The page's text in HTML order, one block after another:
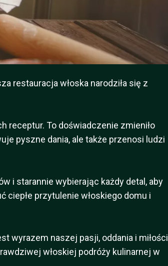
restauracja włoska narodziła się z
receptur. To doświadczenie zmieniło
pyszne dania, ale także przenosi ludzi
i starannie wybierając każdy detal, aby
przytulenie włoskiego domu i
wyrazem naszej pasji, oddania i miłości
włoskiej podróży kulinarnej w